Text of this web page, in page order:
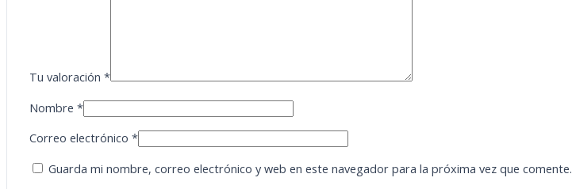
Tu valoración *
Nombre *
Correo electrónico *
Guarda mi nombre, correo electrónico y web en este navegador para la próxima vez que comente.